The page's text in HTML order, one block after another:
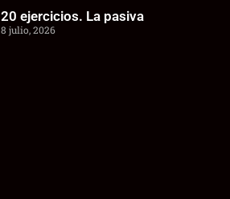
20 ejercicios. La pasiva
8 julio, 2026